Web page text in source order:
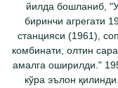
йилда бошланиб,
биринчи агрегати
станцияси (1961),
комбинати, олтин
амалга оширилди."
кўра эълон